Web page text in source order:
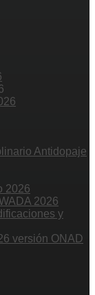
Antidopaje
2026
2026
y
versión ONAD